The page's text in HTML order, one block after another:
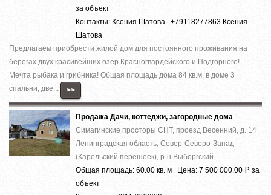
за объект
Контакты: Ксения Шатова +79118277863 Ксения
Шатова
Предлагаем приобрести жилой дом для постоянного проживания на
берегах двух красивейших озер Красногвардейского и Подгорного!
Мечта рыбака и грибника! Общая площадь дома 84 кв.м, в доме 3
спальни, две...
>>
Продажа Дачи, коттеджи, загородные дома
Симагинские просторы СНТ, проезд Весенний, д. 14
Ленинградская область, Север-Северо-Запад
(Карельский перешеек), р-н Выборгский
Общая площадь: 60.00 кв. м Цена: 7 500 000.00 Р за
объект